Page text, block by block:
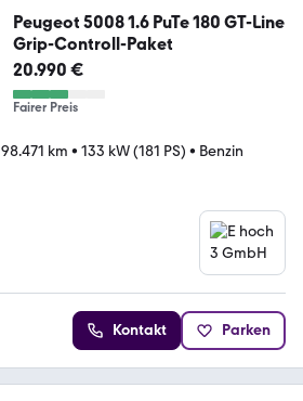
Peugeot 5008 1.6 PuTe 180 GT-Line
Grip-Controll-Paket
20.990 €
Fairer Preis
98.471 km • 133 kW (181 PS) • Benzin
Kontakt Parken